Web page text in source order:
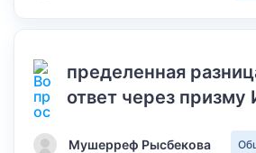
пределенная
ответ через призму
Мушерреф Рысбекова